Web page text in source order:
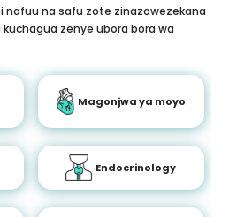
nafuu na safu zote zinazowezekana
zenye ubora bora wa
Magonjwa ya moyo
Endocrinology